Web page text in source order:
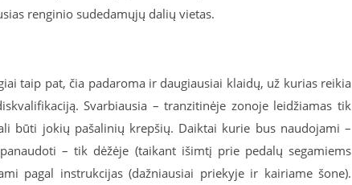
renginio sudedamųjų dalių vietas.
taip pat, čia padaroma ir daugiausiai klaidų, už kurias reikia
Svarbiausia – tranzitinėje zonoje leidžiamas tik
būti jokių pašalinių krepšių. Daiktai kurie bus naudojami –
– tik dėžėje (taikant išimtį prie pedalų segamiems
pagal instrukcijas (dažniausiai priekyje ir kairiame šone).